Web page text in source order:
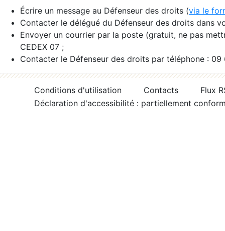
Écrire un message au Défenseur des droits (via le
Contacter le délégué du Défenseur des droits dans
Envoyer un courrier par la poste (gratuit, ne pas
CEDEX 07 ;
Contacter le Défenseur des droits par téléphone :
Conditions d'utilisation Contacts
Flux
Déclaration d'accessibilité : partiellement